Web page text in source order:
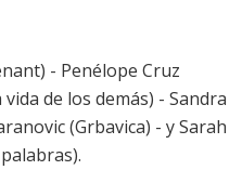
- Penélope Cruz
vida de los demás) - Sandra
(Grbavica) - ySarah
).